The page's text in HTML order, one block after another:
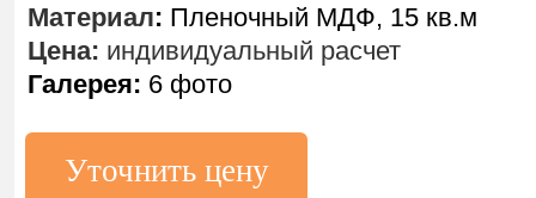
Материал: Пленочный МДФ, 15 кв.м
Цена: индивидуальный расчет
Галерея: 6 фото
Уточнить цену